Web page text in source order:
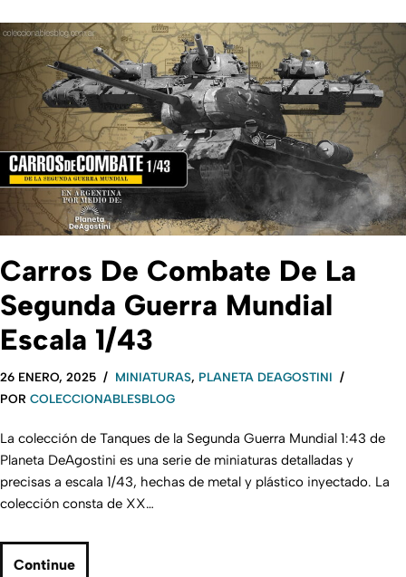
Carros De Combate De La
Segunda Guerra Mundial
Escala 1/43
26 ENERO, 2025 MINIATURAS, PLANETA DEAGOSTINI
POR COLECCIONABLESBLOG
La colección de Tanques de la Segunda Guerra Mundial 1:43 de
Planeta DeAgostini es una serie de miniaturas detalladas y
precisas a escala 1/43, hechas de metal y plástico inyectado. La
colección consta de XX…
Continue